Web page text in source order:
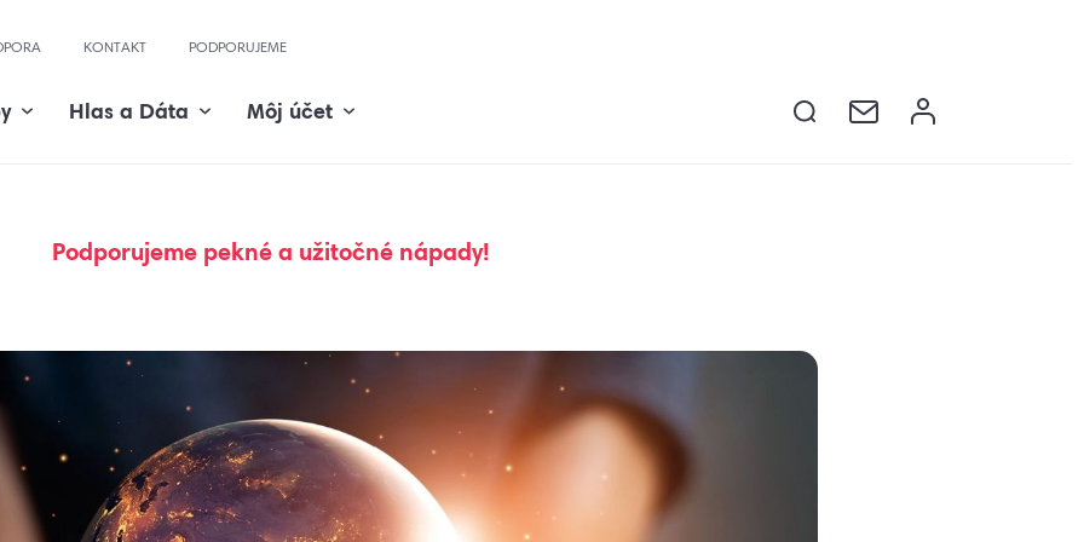
KONTAKT PODPORUJEME
Hlas a Dáta Môj účet
Podporujeme pekné a užitočné nápady!